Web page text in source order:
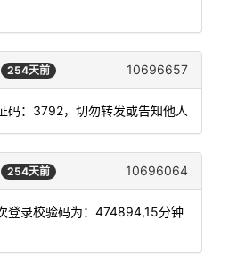
254天前 10696657
码：3792，切勿转发或告知他人
254天前 10696064
登录校验码为：474894,15分钟